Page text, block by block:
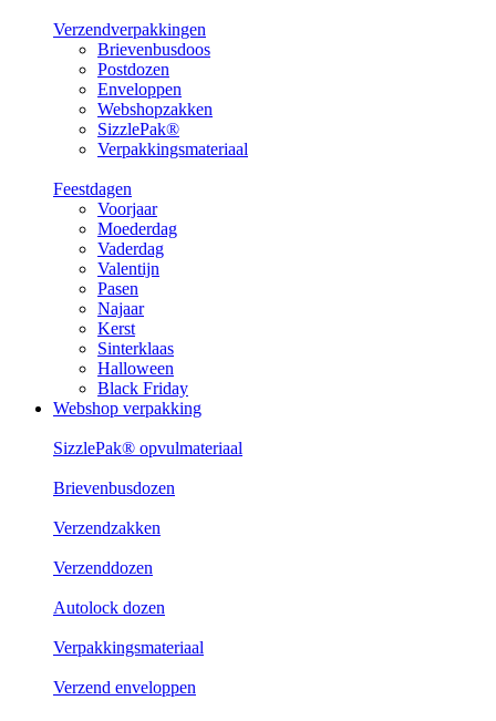
Verzendverpakkingen
Brievenbusdoos
Postdozen
Enveloppen
Webshopzakken
SizzlePak®
Verpakkingsmateriaal
Feestdagen
Voorjaar
Moederdag
Vaderdag
Valentijn
Pasen
Najaar
Kerst
Sinterklaas
Halloween
Black Friday
Webshop verpakking
SizzlePak® opvulmateriaal
Brievenbusdozen
Verzendzakken
Verzenddozen
Autolock dozen
Verpakkingsmateriaal
Verzend enveloppen